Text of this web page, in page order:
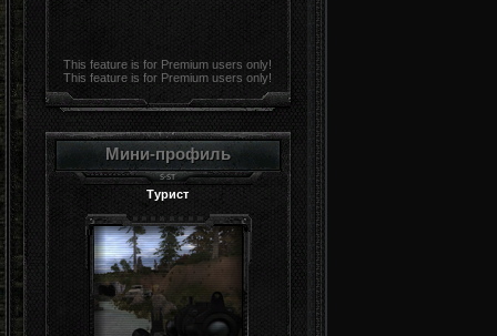
This feature is for Premium users only!
This feature is for Premium users only!
Мини-профиль
Турист